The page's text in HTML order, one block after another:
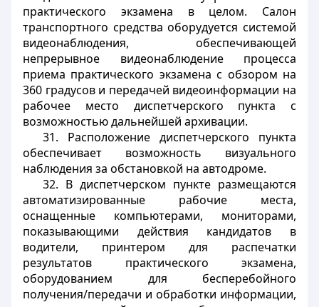
практического экзамена в целом. Салон
транспортного средства оборудуется системой
видеонаблюдения, обеспечивающей
непрерывное видеонаблюдение процесса
приема практического экзамена с обзором на
360 градусов и передачей видеоинформации на
рабочее место диспетчерского пункта с
возможностью дальнейшей архивации.
31. Расположение диспетчерского пункта
обеспечивает возможность визуального
наблюдения за обстановкой на автодроме.
32. В диспетчерском пункте размещаются
автоматизированные рабочие места,
оснащенные компьютерами, мониторами,
показывающими действия кандидатов в
водители, принтером для распечатки
результатов практического экзамена,
оборудованием для бесперебойного
получения/передачи и обработки информации,